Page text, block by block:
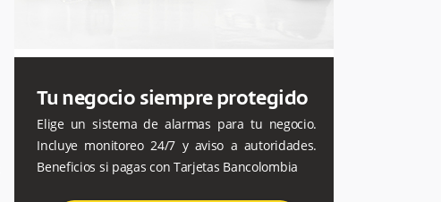
Tu negocio siempre protegido
Elige un sistema de alarmas para tu negocio.
Incluye monitoreo 24/7 y aviso a autoridades.
Beneficios si pagas con Tarjetas Bancolombia